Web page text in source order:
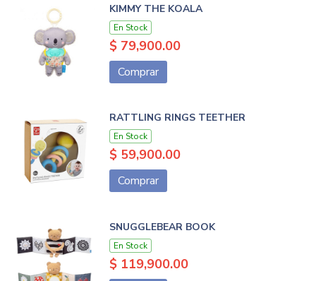
KIMMY THE KOALA
En Stock
$ 79,900.00
Comprar
RATTLING RINGS TEETHER
En Stock
$ 59,900.00
Comprar
SNUGGLEBEAR BOOK
En Stock
$ 119,900.00